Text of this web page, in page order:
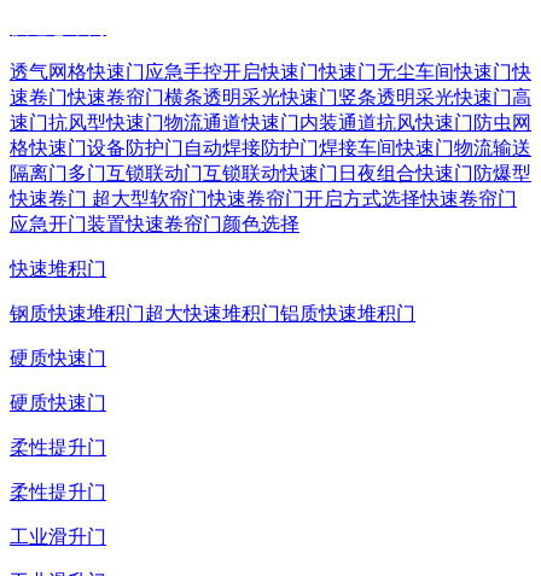
透气网格快速门应急手控开启快速门快速门无尘车间快速门快
速卷门快速卷帘门横条透明采光快速门竖条透明采光快速门高
速门抗风型快速门物流通道快速门内装通道抗风快速门 防虫网
格快速门设备防护门 自动焊接防护门焊接车间快速门物流输送
隔离门多门互锁联动门互锁联动快速门 日夜组合快速门 防爆型
快速卷门 超大型软帘门快速卷帘门开启方式选择快速卷帘门
应急开门装置快速卷帘门颜色选择
快速堆积门
钢质快速堆积门超大快速堆积门铝质快速堆积门
硬质快速门
硬质快速门
柔性提升门
柔性提升门
工业滑升门